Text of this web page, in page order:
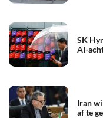
SK
AI-
Iran
af te